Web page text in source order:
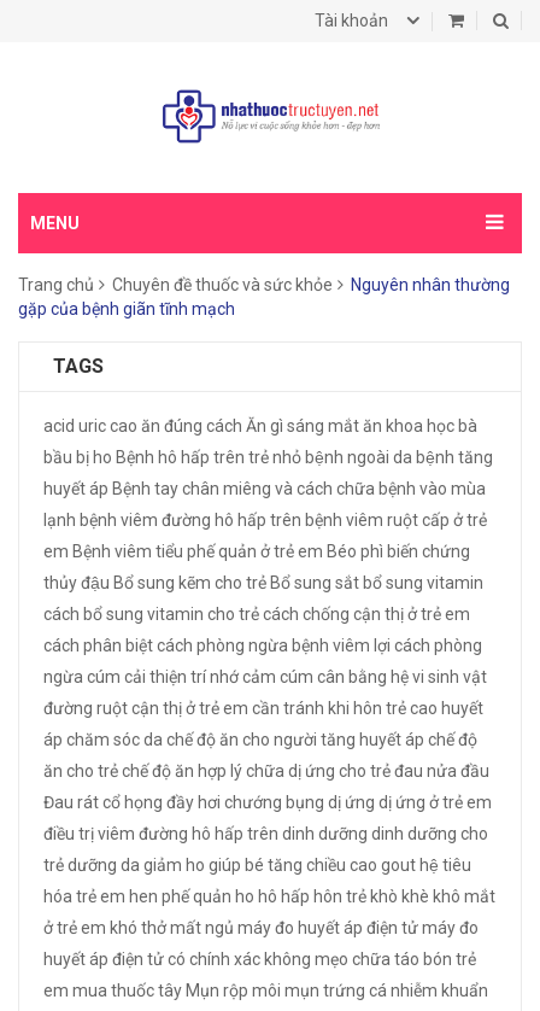
Tài khoản
MENU
Trang chủ Chuyên đề thuốc và sức khỏe
Nguyên nhân thường
gặp của bệnh giãn tĩnh mạch
TAGS
acid uric cao ăn đúng cách Ăn gì sáng mắtăn khoa học bà
bầu bị ho Bệnh hô hấp trên trẻ nhỏ bệnh ngoài da bệnh tăng
huyết áp Bệnh tay chân miêng và cách chữa bệnh vào mùa
lạnh bệnh viêm đường hô hấp trên bệnh viêm ruột cấp ở trẻ
em Bệnh viêm tiểu phế quản ở trẻ em Béo phì biến chứng
thủy đậu Bổ sung kẽm cho trẻ Bổ sung sắt bổ sung vitamin
cách bổ sung vitamin cho trẻcách chống cận thị ở trẻ em
cách phân biệtcách phòng ngừa bệnh viêm lợi cách phòng
ngừa cúm cải thiện trí nhớcảm cúm cân bằng hệ vi sinh vật
đường ruộtcận thị ở trẻ em cần tránh khi hôn trẻcao huyết
áp chăm sóc da chế độ ăn cho người tăng huyết áp chế độ
ăn cho trẻchế độ ăn hợp lýchữa dị ứng cho trẻđau nửa đầu
Đau rát cổ họng đầy hơi chướng bụng dị ứng dị ứng ở trẻ em
điều trị viêm đường hô hấp trên dinh dưỡng dinh dưỡng cho
trẻdưỡng da giảm ho giúp bé tăng chiều cao gout hệ tiêu
hóa trẻ em hen phế quản ho hô hấp hôn trẻ khò khè khô mắt
ở trẻ em khó thởmất ngủ máy đo huyết áp điện tửmáy đo
huyết áp điện tử có chính xác không mẹo chữa táo bón trẻ
em mua thuốc tây Mụn rộp môi mụn trứng cá nhiễm khuẩn